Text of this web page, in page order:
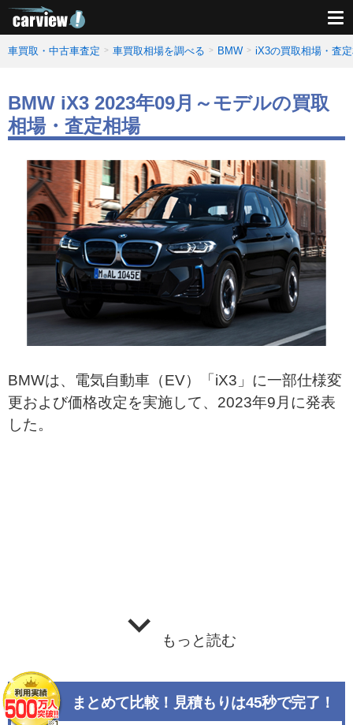
車買取・中古車査定 車買取相場を調べる BMW iX3の買取相場・査
BMW iX3 2023年09月～モデルの買取
相場・査定相場
BMWは、電気自動車（EV）「iX3」に一部仕様変
更および価格改定を実施して、2023年9月に発表
した。
もっと読む
まとめて比較！見積もりは45秒で完了！